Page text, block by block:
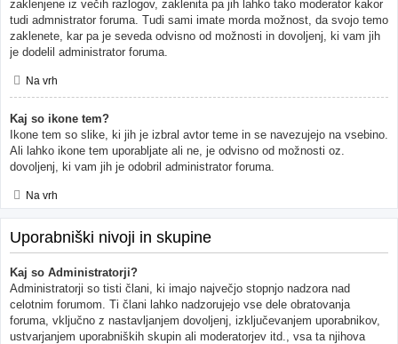
zaklenjene iz večih razlogov, zaklenita pa jih lahko tako moderator kakor
tudi admnistrator foruma. Tudi sami imate morda možnost, da svojo temo
zaklenete, kar pa je seveda odvisno od možnosti in dovoljenj, ki vam jih
je dodelil administrator foruma.
Na vrh
Kaj so ikone tem?
Ikone tem so slike, ki jih je izbral avtor teme in se navezujejo na vsebino.
Ali lahko ikone tem uporabljate ali ne, je odvisno od možnosti oz.
dovoljenj, ki vam jih je odobril administrator foruma.
Na vrh
Uporabniški nivoji in skupine
Kaj so Administratorji?
Administratorji so tisti člani, ki imajo največjo stopnjo nadzora nad
celotnim forumom. Ti člani lahko nadzorujejo vse dele obratovanja
foruma, vključno z nastavljanjem dovoljenj, izključevanjem uporabnikov,
ustvarjanjem uporabniških skupin ali moderatorjev itd., vsa ta njihova